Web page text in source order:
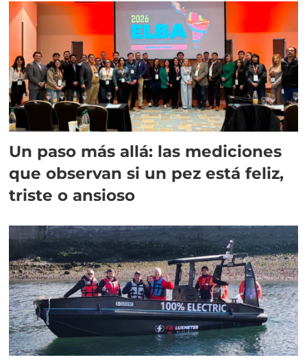
Un paso más allá: las mediciones
que observan si un pez está feliz,
triste o ansioso